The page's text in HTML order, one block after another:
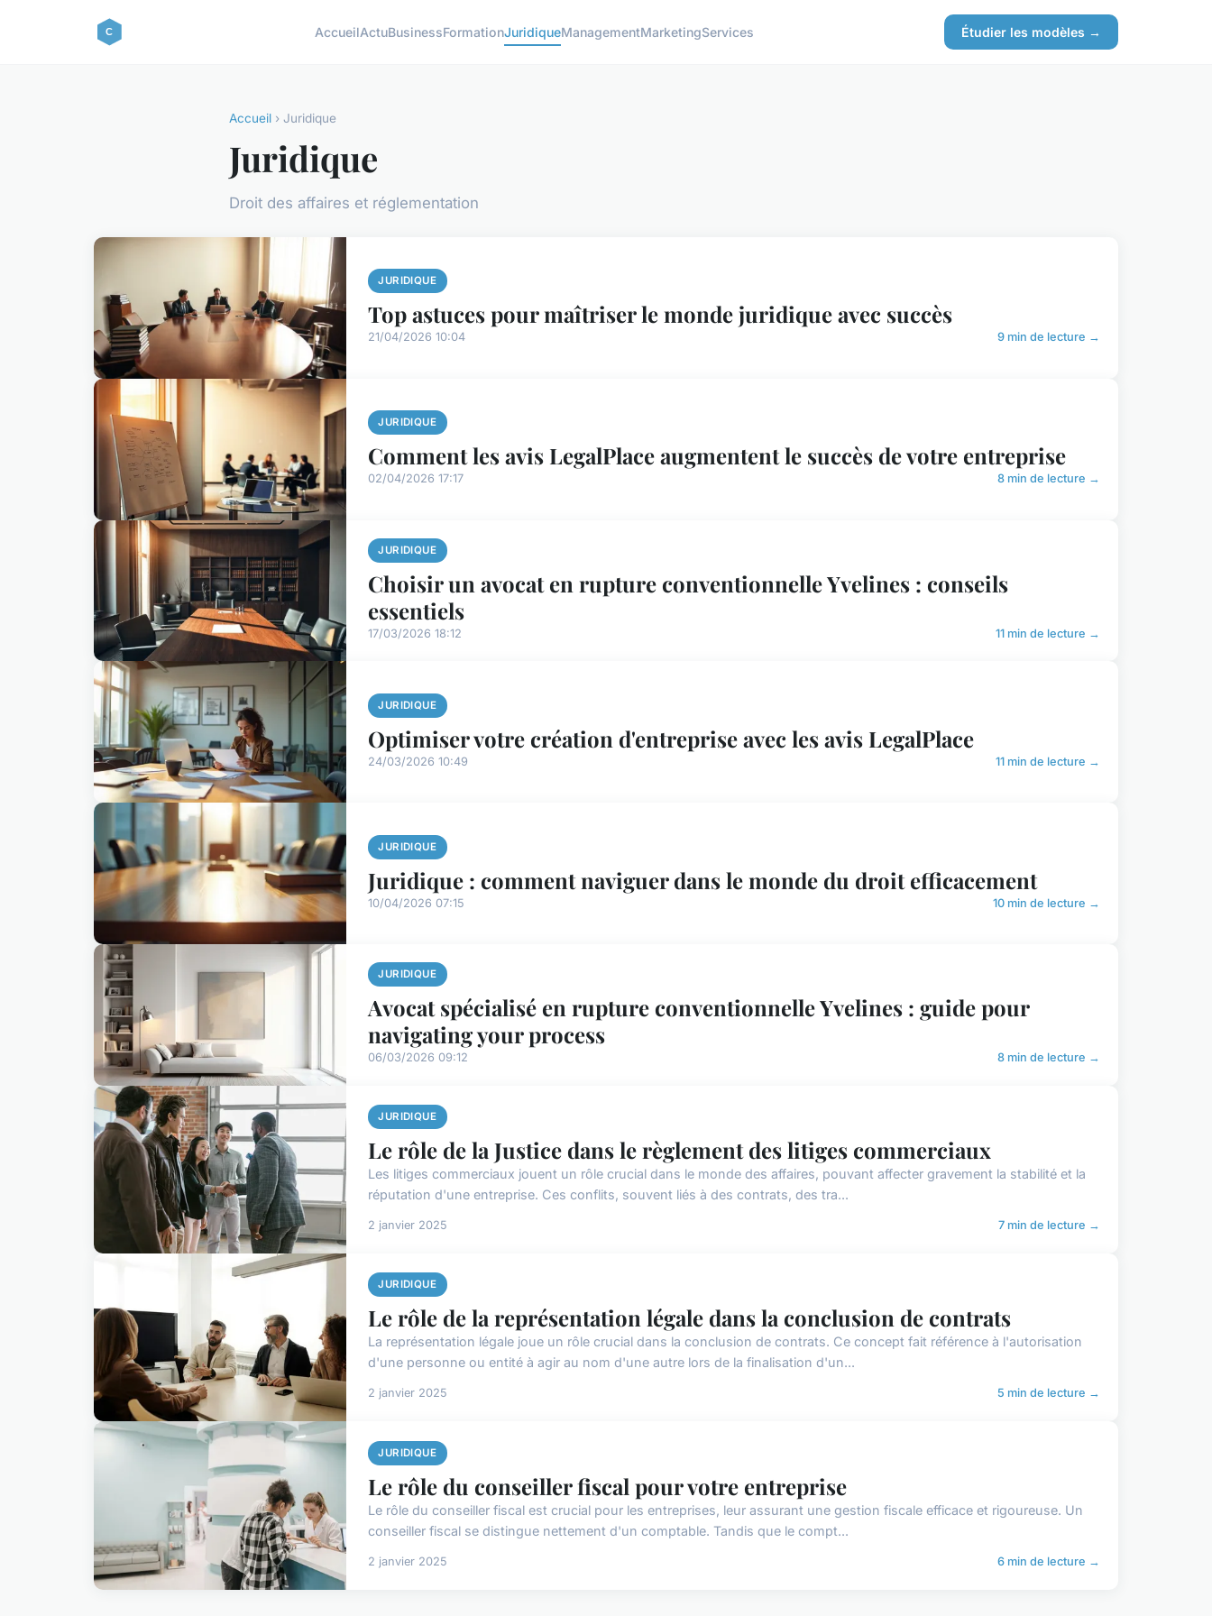
AccueilActuBusinessFormationJuridiqueManagementMarketingServices Étudier les modèles →
Accueil › Juridique
Juridique
Droit des affaires et réglementation
JURIDIQUE
Top astuces pour maîtriser le monde juridique avec succès
21/04/2026 10:04 9 min de lecture →
JURIDIQUE
Comment les avis LegalPlace augmentent le succès de votre entreprise
02/04/2026 17:17 8 min de lecture →
JURIDIQUE
Choisir un avocat en rupture conventionnelle Yvelines : conseils
essentiels
17/03/2026 18:12 11 min de lecture →
JURIDIQUE
Optimiser votre création d'entreprise avec les avis LegalPlace
24/03/2026 10:49 11 min de lecture →
JURIDIQUE
Juridique : comment naviguer dans le monde du droit efficacement
10/04/2026 07:15 10 min de lecture →
JURIDIQUE
Avocat spécialisé en rupture conventionnelle Yvelines : guide pour
navigating your process
06/03/2026 09:12 8 min de lecture →
JURIDIQUE
Le rôle de la Justice dans le règlement des litiges commerciaux
Les litiges commerciaux jouent un rôle crucial dans le monde des affaires, pouvant affecter gravement la stabilité et la
réputation d'une entreprise. Ces conflits, souvent liés à des contrats, des tra...
2 janvier 2025 7 min de lecture →
JURIDIQUE
Le rôle de la représentation légale dans la conclusion de contrats
La représentation légale joue un rôle crucial dans la conclusion de contrats. Ce concept fait référence à l'autorisation
d'une personne ou entité à agir au nom d'une autre lors de la finalisation d'un...
2 janvier 2025 5 min de lecture →
JURIDIQUE
Le rôle du conseiller fiscal pour votre entreprise
Le rôle du conseiller fiscal est crucial pour les entreprises, leur assurant une gestion fiscale efficace et rigoureuse. Un
conseiller fiscal se distingue nettement d'un comptable. Tandis que le compt...
2 janvier 2025 6 min de lecture →